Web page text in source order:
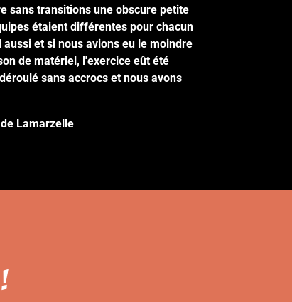
sans transitions une obscure petite
étaient différentes pour chacun
et si nous avions eu le moindre
de matériel, l'exercice eût été
sans accrocs et nous avons
Lamarzelle